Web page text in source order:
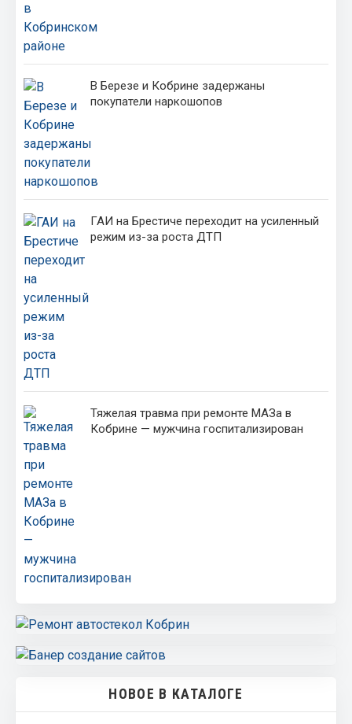
В Березе и Кобрине задержаны
покупатели наркошопов
ГАИ на Брестиче переходит на усиленный
режим из-за роста ДТП
Тяжелая травма при ремонте МАЗа в
Кобрине — мужчина госпитализирован
НОВОЕ В КАТАЛОГЕ